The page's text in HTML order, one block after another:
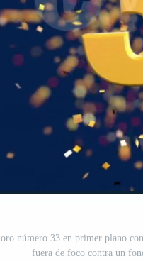
oro número 33 en primer plano
fuera de foco contra un